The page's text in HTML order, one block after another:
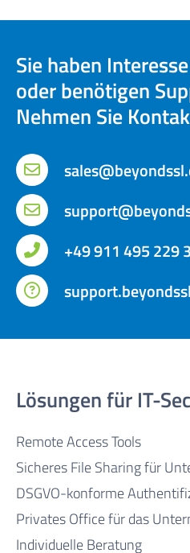
Sie haben
oder benötigen
Nehmen Sie
+49 911 495 229
Lösungen für IT-
Remote Access Tools
Sicheres File Sharing für
DSGVO-konforme
Privates Office für das
Individuelle Beratung